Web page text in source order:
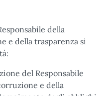
della
e della trasparenza si
del Responsabile
e della